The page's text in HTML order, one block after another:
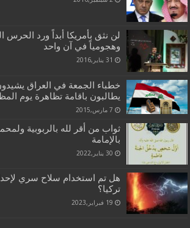
لن نثق بأمريكا أبداً ورد الحرس
وهجومياً في آن واحد
31 يناير,2016
خطباء الجمعة في العراق
يطالبون باقامة تظاهرة يوم
7 مارس,2015
ثواب من أقر لله بالربوبية
بالإمامة
30 يناير,2022
هل تم استخدام سلاح سري
تركيا؟
19 فبراير,2023